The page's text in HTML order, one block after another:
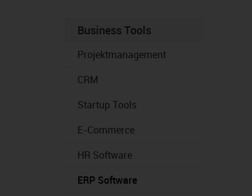
Business Tools
Projektmanagement
CRM
Startup Tools
E-Commerce
HR Software
ERP Software